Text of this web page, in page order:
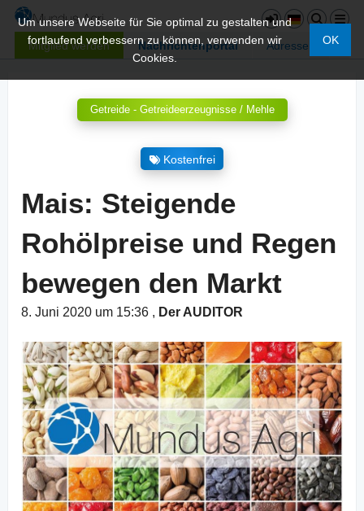
Mitglied werden Nachrichtenportal Adressen
Um unsere Webseite für Sie optimal zu gestalten und
fortlaufend verbessern zu können, verwenden wir
Cookies.
OK
Getreide - Getreideerzeugnisse / Mehle
Kostenfrei
Mais: Steigende
Rohölpreise und Regen
bewegen den Markt
8. Juni 2020 um 15:36 , Der AUDITOR